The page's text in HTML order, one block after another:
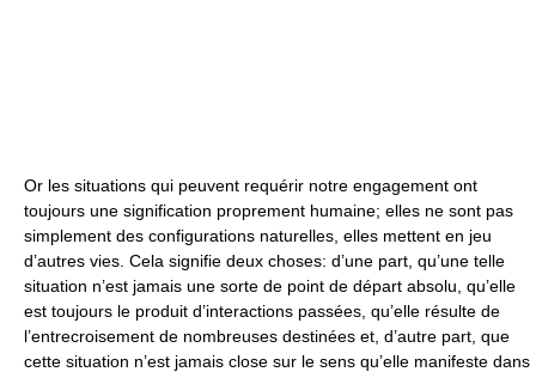
Or les situations qui peuvent requérir notre engagement ont
toujours une signification proprement humaine; elles ne sont pas
simplement des configurations naturelles, elles mettent en jeu
d’autres vies. Cela signifie deux choses: d’une part, qu’une telle
situation n’est jamais une sorte de point de départ absolu, qu’elle
est toujours le produit d’interactions passées, qu’elle résulte de
l’entrecroisement de nombreuses destinées et, d’autre part, que
cette situation n’est jamais close sur le sens qu’elle manifeste dans